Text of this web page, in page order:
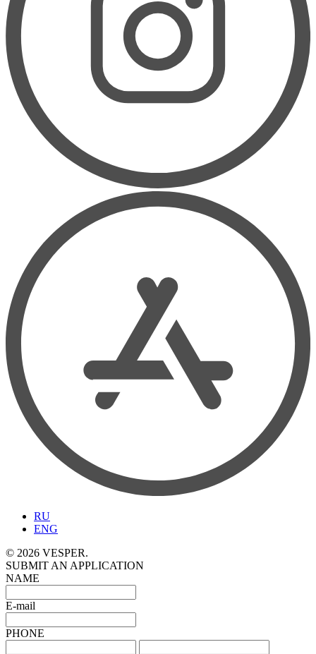
RU
ENG
© 2026 VESPER.
SUBMIT AN APPLICATION
NAME
E-mail
PHONE